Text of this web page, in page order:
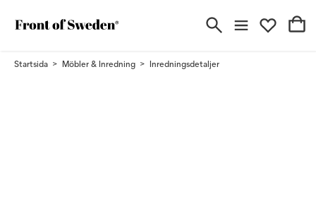
Startsida Möbler & Inredning Inredningsdetaljer